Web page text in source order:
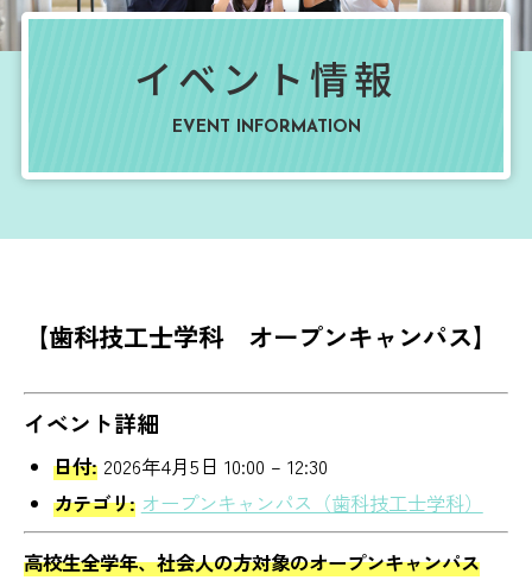
イベント情報
EVENT INFORMATION
【歯科技工士学科 オープンキャンパス】
イベント詳細
日付: 2026年4月5日 10:00 – 12:30
カテゴリ: オープンキャンパス（歯科技工士学科）
高校生全学年、社会人の方対象のオープンキャンパス